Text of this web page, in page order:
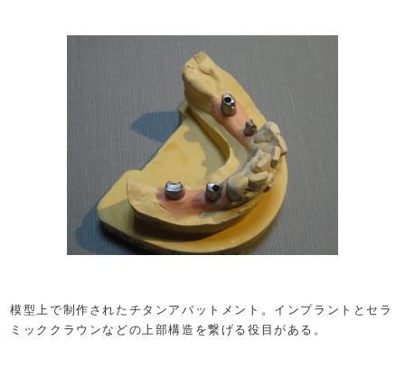
模型上で制作されたチタンアバットメント。インプラントとセラ
ミッククラウンなどの上部構造を繋げる役目がある。